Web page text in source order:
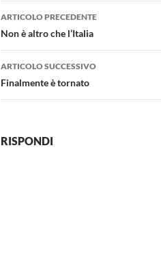
Navigazione
articolo
ARTICOLO PRECEDENTE
Non è altro che l’Italia
ARTICOLO SUCCESSIVO
Finalmente è tornato
RISPONDI